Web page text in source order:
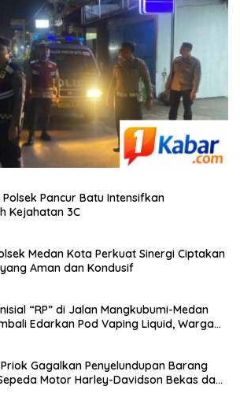
Polsek Pancur Batu Intensifkan
Kejahatan 3C
Medan Kota Perkuat Sinergi Ciptakan
Aman dan Kondusif
“RP” di Jalan Mangkubumi-Medan
Edarkan Pod Vaping Liquid, Warga
Gagalkan Penyelundupan Barang
Motor Harley-Davidson Bekas dan